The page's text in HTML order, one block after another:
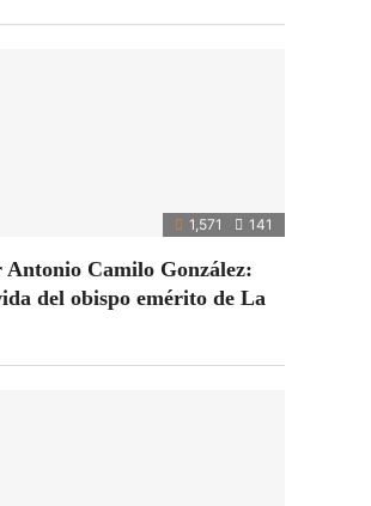
1,571 141
Antonio Camilo González:
del obispo emérito de La